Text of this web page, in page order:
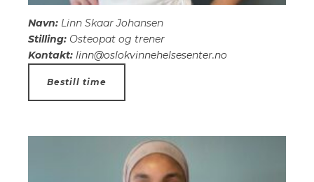
Navn: Linn Skaar Johansen
Stilling: Osteopat og trener
Kontakt: linn@oslokvinnehelsesenter.no
Bestill time